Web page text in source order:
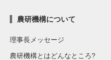
農研機構について
理事長メッセージ
農研機構とはどんなところ?